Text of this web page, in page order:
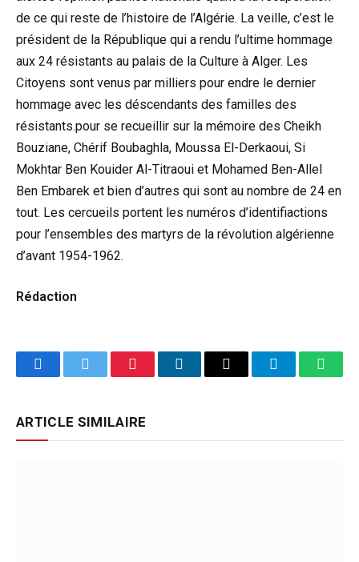
de ce qui reste de l’histoire de l’Algérie. La veille, c’est le
président de la République qui a rendu l’ultime hommage
aux 24 résistants au palais de la Culture à Alger. Les
Citoyens sont venus par milliers pour endre le dernier
hommage avec les déscendants des familles des
résistants.pour se recueillir sur la mémoire des Cheikh
Bouziane, Chérif Boubaghla, Moussa El-Derkaoui, Si
Mokhtar Ben Kouider Al-Titraoui et Mohamed Ben-Allel
Ben Embarek et bien d’autres qui sont au nombre de 24 en
tout. Les cercueils portent les numéros d’identifiactions
pour l’ensembles des martyrs de la révolution algérienne
d’avant 1954-1962.
Rédaction
FacebookTwitter PinterestLinkedInEmail Telegram
ARTICLE SIMILAIRE